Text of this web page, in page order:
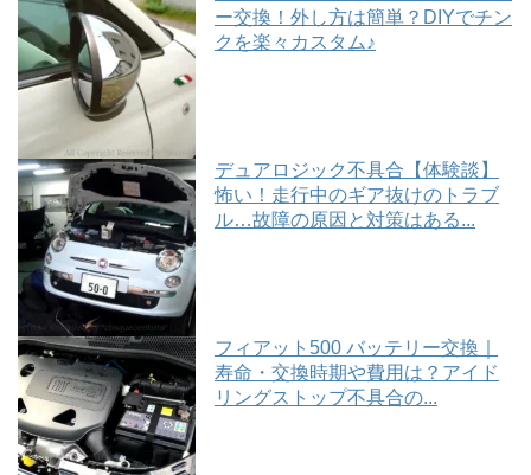
ー交換！外し方は簡単？DIYでチン
クを楽々カスタム♪
デュアロジック不具合【体験談】
怖い！走行中のギア抜けのトラブ
ル…故障の原因と対策はある...
フィアット500 バッテリー交換｜
寿命・交換時期や費用は？アイド
リングストップ不具合の...